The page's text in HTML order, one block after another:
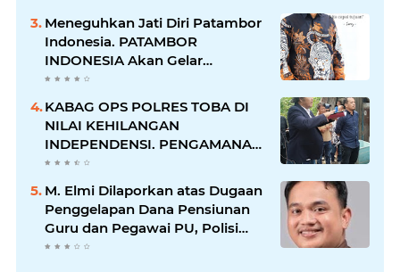
Diciduk Bersama Sabu
Meneguhkan Jati Diri Patambor
Indonesia. PATAMBOR
INDONESIA Akan Gelar
RAKERNAS II Di Jakarta.
KABAG OPS POLRES TOBA DI
NILAI KEHILANGAN
INDEPENDENSI. PENGAMANAN
PENEMBOKAN TANAH DI
LAGUBOTI DAPAT SOROTAN.
M. Elmi Dilaporkan atas Dugaan
Penggelapan Dana Pensiunan
Guru dan Pegawai PU, Polisi
Pastikan Proses Hukum